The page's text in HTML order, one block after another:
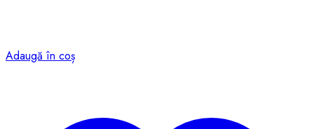
Adaugă în coș